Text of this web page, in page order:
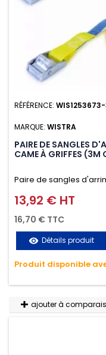
RÉFÉRENCE:
MARQUE: WISTRA
PAIRE DE SANGLES
CAME À GRIFFES
Paire de sangles
griffes (3M ou 5M /
Permet d'arrimer et de
le transport. Matière
variations de
Prix
13,92 € HT
16,70 € TTC
visibility Détails produit
Produit disponible
ajouter à